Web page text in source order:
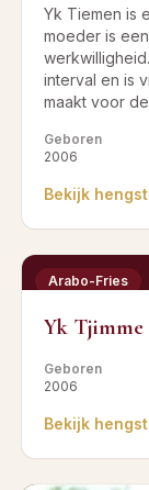
Yk Tiemen is
moeder is
interval en is
maakt voor
Geboren
2006
Bekijk
Arabo-Fries
Yk Tjimme
Geboren
2006
Bekijk